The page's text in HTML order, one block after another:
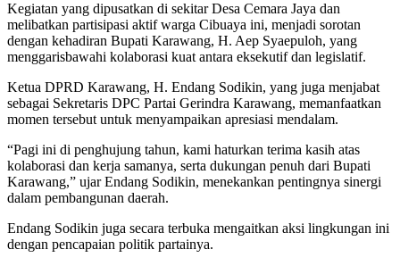
Kegiatan yang dipusatkan di sekitar Desa Cemara Jaya dan
melibatkan partisipasi aktif warga Cibuaya ini, menjadi sorotan
dengan kehadiran Bupati Karawang, H. Aep Syaepuloh, yang
menggarisbawahi kolaborasi kuat antara eksekutif dan legislatif.
Ketua DPRD Karawang, H. Endang Sodikin, yang juga menjabat
sebagai Sekretaris DPC Partai Gerindra Karawang, memanfaatkan
momen tersebut untuk menyampaikan apresiasi mendalam.
“Pagi ini di penghujung tahun, kami haturkan terima kasih atas
kolaborasi dan kerja samanya, serta dukungan penuh dari Bupati
Karawang,” ujar Endang Sodikin, menekankan pentingnya sinergi
dalam pembangunan daerah.
Endang Sodikin juga secara terbuka mengaitkan aksi lingkungan ini
dengan pencapaian politik partainya.